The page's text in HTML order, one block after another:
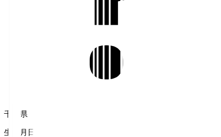
千葉県
生年月日